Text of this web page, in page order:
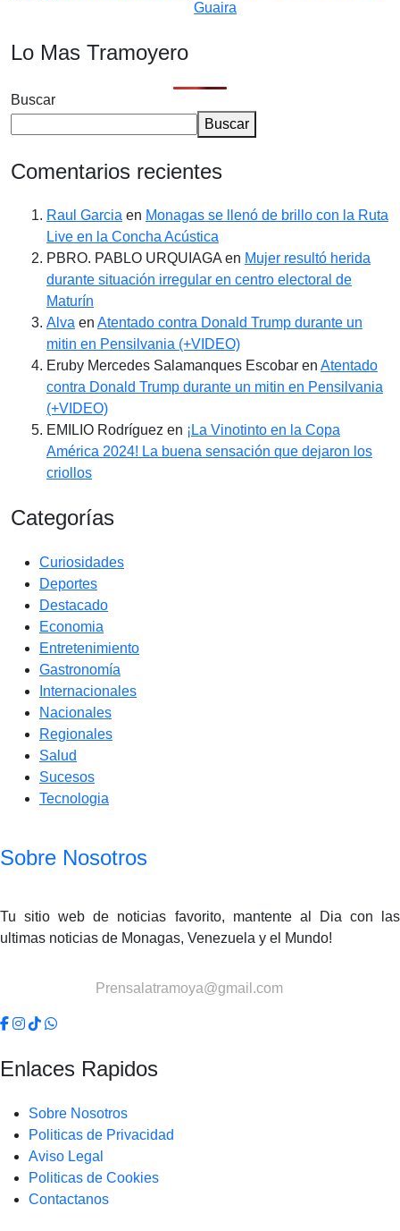
Lo Mas Tramoyero
Buscar
Buscar
Comentarios recientes
Raul Garcia en Monagas se llenó de brillo con la Ruta
Live en la Concha Acústica
PBRO. PABLO URQUIAGAen Mujer resultó herida
durante situación irregular en centro electoral de
Maturín
Alva en Atentado contra Donald Trump durante un
mitin en Pensilvania (+VIDEO)
Eruby Mercedes Salamanques Escobar en Atentado
contra Donald Trump durante un mitin en Pensilvania
(+VIDEO)
EMILIO Rodríguez en ¡La Vinotinto en la Copa
América 2024! La buena sensación que dejaron los
criollos
Categorías
Curiosidades
Deportes
Destacado
Economia
Entretenimiento
Gastronomía
Internacionales
Nacionales
Regionales
Salud
Sucesos
Tecnologia
Sobre Nosotros
Tu sitio web de noticias favorito, mantente al Dia con las
ultimas noticias de Monagas, Venezuela y el Mundo!
Prensalatramoya@gmail.com
Enlaces Rapidos
Sobre Nosotros
Politicas de Privacidad
Aviso Legal
Politicas de Cookies
Contactanos